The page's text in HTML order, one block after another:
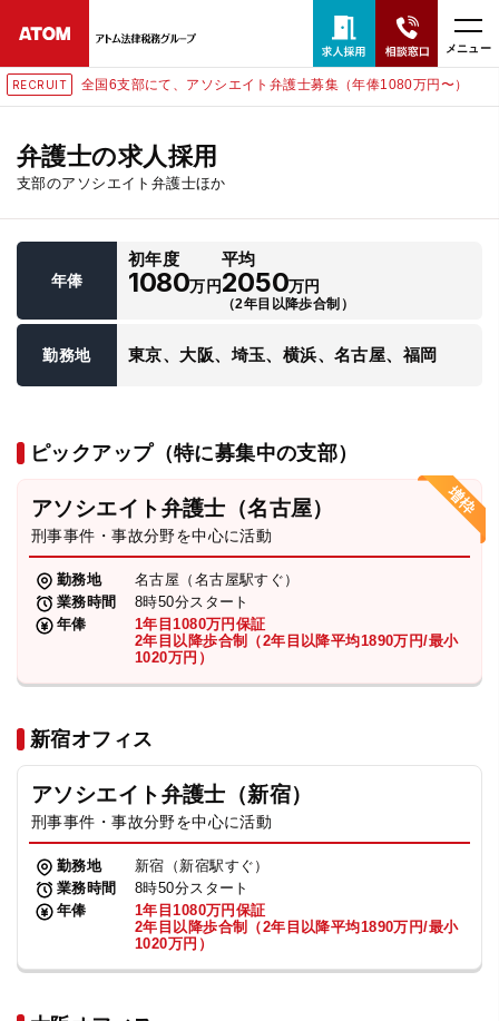
メニュー
RECRUIT 全国6支部にて、アソシエイト弁護士募集（年俸1080万円〜）
弁護士の求人採用
支部のアソシエイト弁護士ほか
年俸
初年度
1080万円
平均
2050万円
（2年目以降歩合制）
勤務地 東京、大阪、埼玉、横浜、名古屋、福岡
ピックアップ（特に募集中の支部）
アソシエイト弁護士（名古屋）
刑事事件・事故分野を中心に活動
勤務地
名古屋（名古屋駅すぐ）
業務時間
8時50分スタート
年俸
1年目1080万円保証
2年目以降歩合制（2年目以降平均1890万円/最小
1020万円）
新宿オフィス
アソシエイト弁護士（新宿）
刑事事件・事故分野を中心に活動
勤務地
新宿（新宿駅すぐ）
業務時間
8時50分スタート
年俸
1年目1080万円保証
2年目以降歩合制（2年目以降平均1890万円/最小
1020万円）
24時間365日全国対応
無料相談窓口はこちら
弁護士・税理士
費用
求人採用
お知らせ
特設サイト
相談先情報サイト
法人グループ